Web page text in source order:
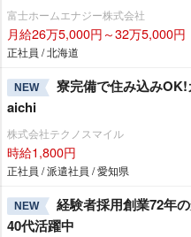
富士ホームエナジー株式会社
月給26万5,000円～32万5,000円
正社員 / 北海道
NEW
寮完備で住み込み
aichi
株式会社テクノスマイル
時給1,800円
正社員 / 派遣社員 / 愛知県
NEW
経験者採用創業72年
40代活躍中